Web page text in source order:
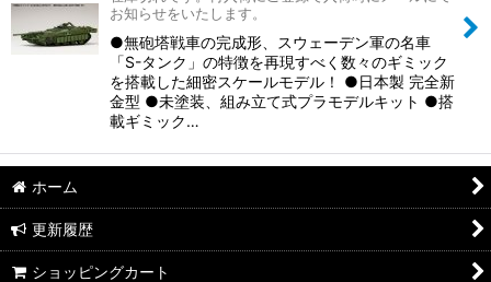
お知らせをいたします。
●無砲塔戦車の完成形、スウェーデン軍の名車
「S-タンク」の特徴を再現すべく数々のギミック
を搭載した細密スケールモデル！ ●日本製 完全新
金型 ●未塗装、組み立て式プラモデルキット ●搭
載ギミック…
ホーム
更新履歴
ショッピングカート